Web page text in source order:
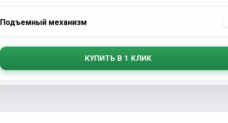
Подъемный механизм
КУПИТЬ В 1 КЛИК